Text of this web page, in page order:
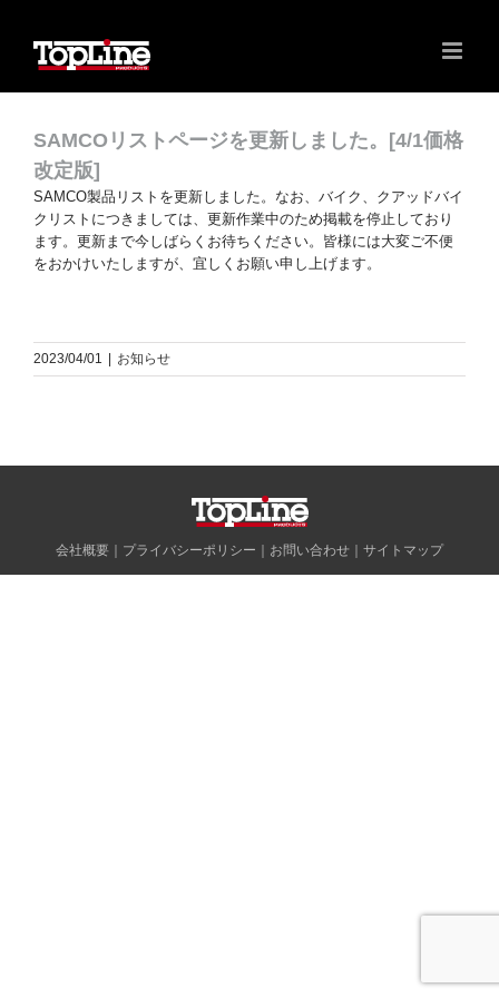
SAMCOリストページを更新しました。[4/1価格
改定版]
SAMCO製品リストを更新しました。なお、バイク、クアッドバイ
クリストにつきましては、更新作業中のため掲載を停止しており
ます。更新まで今しばらくお待ちください。皆様には大変ご不便
をおかけいたしますが、宜しくお願い申し上げます。
2023/04/01 お知らせ
会社概要 プライバシーポリシー お問い合わせ サイトマップ